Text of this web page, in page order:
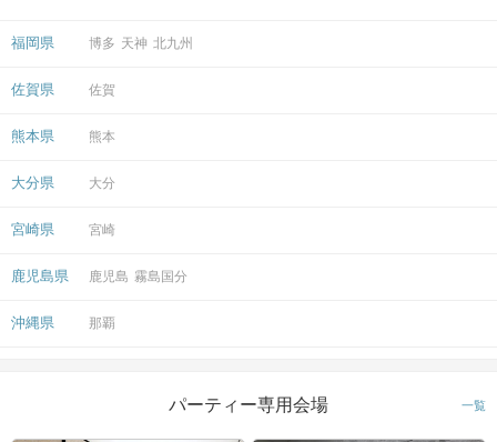
福岡県 博多 天神 北九州
佐賀県 佐賀
熊本県 熊本
大分県 大分
宮崎県 宮崎
鹿児島県 鹿児島 霧島国分
沖縄県 那覇
パーティー専用会場 一覧